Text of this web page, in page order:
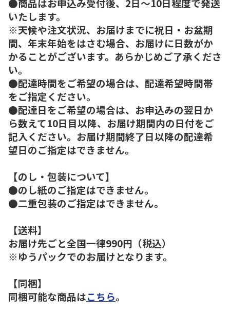
いたします。
※天候や注文状況、お届けまでに祝日・お盆期
間、年末年始をはさむ場合、お届けに日数がか
かることがございます。あらかじめご了承くださ
い。
●配達時間をご希望の場合は、配達希望時間帯
をご指定ください。
●配達日をご希望の場合は、お申込みの翌日か
ら数えて10日目以降、お届け期間内の日付をご
記入ください。お届け期間終了日以降の配達希
望日のご指定はできません。
【のし・包装について】
●のし紙のご指定はできません。
●二重包装のご指定はできません。
【送料】
お届け先ごと全国一律990円（税込）
※ゆうパックでのお届けとなります。
【同梱】
同梱可能な商品はこちら。